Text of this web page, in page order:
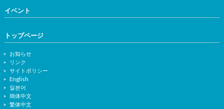
イベント
トップページ
お知らせ
リンク
サイトポリシー
English
일본어
簡体中文
繁体中文